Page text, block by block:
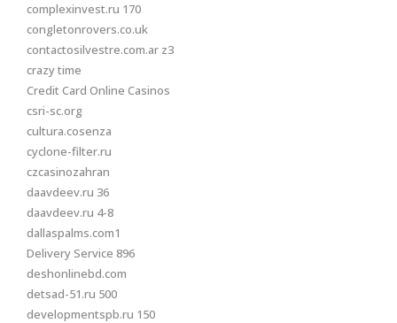
complexinvest.ru 170
congletonrovers.co.uk
contactosilvestre.com.ar z3
crazy time
Credit Card Online Casinos
csri-sc.org
cultura.cosenza
cyclone-filter.ru
czcasinozahran
daavdeev.ru 36
daavdeev.ru 4-8
dallaspalms.com1
Delivery Service 896
deshonlinebd.com
detsad-51.ru 500
developmentspb.ru 150